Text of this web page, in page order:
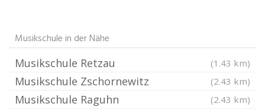
Musikschule in der Nähe
Musikschule Retzau (1.43 km)
Musikschule Zschornewitz (2.43 km)
Musikschule Raguhn (2.43 km)